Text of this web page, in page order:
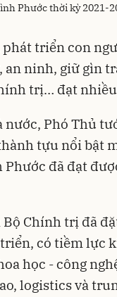
Phước thời kỳ 2021-
triển con
ninh, giữ gìn
trị… đạt
Phó Thủ
tựu nổi bật
đã đạt
Chính trị đã
có tiềm lực
học - công
logistics và